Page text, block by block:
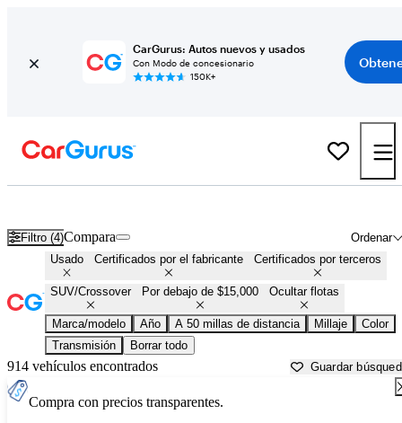
CarGurus: Autos nuevos y usados
Con Modo de concesionario
150K+
Filtro (4) Ordenar
Compara
Usado Certificados por el fabricante Certificados por terceros
SUV/Crossover Por debajo de $15,000 Ocultar flotas
Marca/modelo Año A 50 millas de distancia Millaje
Color
Transmisión
Borrar todo
914 vehículos encontrados Guardar
Compra con precios transparentes.